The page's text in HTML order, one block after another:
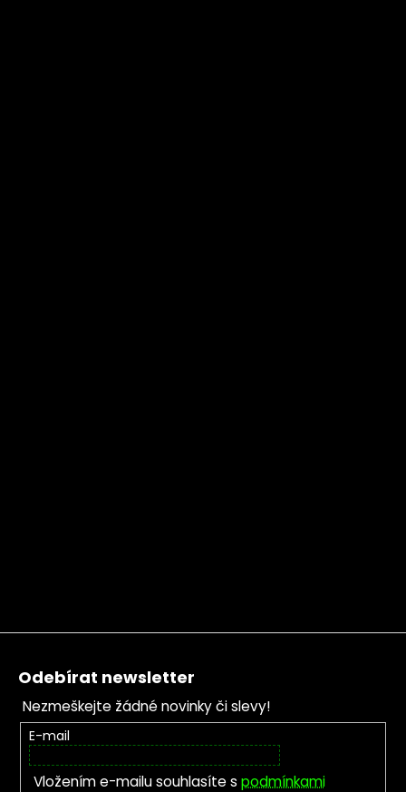
Zápatí
Odebírat newsletter
Nezmeškejte žádné novinky či slevy!
E-mail
Vložením e-mailu souhlasíte s podmínkami